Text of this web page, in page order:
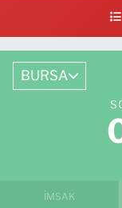
0 (224) 713 01 91
BURSA
İMSAK